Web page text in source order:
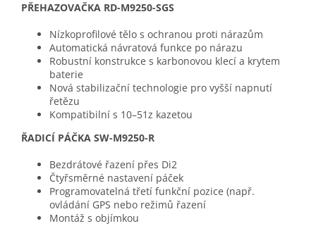
PŘEHAZOVAČKA RD-M9250-SGS
Nízkoprofilové tělo s ochranou proti nárazům
Automatická návratová funkce po nárazu
Robustní konstrukce s karbonovou klecí a krytem
baterie
Nová stabilizační technologie pro vyšší napnutí
řetězu
Kompatibilní s 10–51z kazetou
ŘADICÍ PÁČKA SW-M9250-R
Bezdrátové řazení přes Di2
Čtyřsměrné nastavení páček
Programovatelná třetí funkční pozice (např.
ovládání GPS nebo režimů řazení
Montáž s objímkou